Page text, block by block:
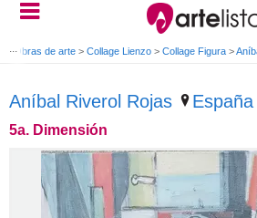
> Obras de arte > Collage Lienzo > Collage Figura >
Aníbal Riverol Rojas España
5a. Dimensión